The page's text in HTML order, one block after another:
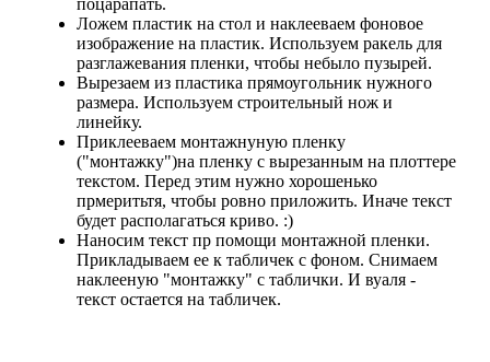
Ложем пластик на стол и наклееваем фоновое
изображение на пластик. Используем ракель для
разглажевания пленки, чтобы небыло пузырей.
Вырезаем из пластика прямоугольник нужного
размера. Используем строительный нож и
линейку.
Приклееваем монтажнуную пленку
("монтажку")на пленку с вырезанным на плоттере
текстом. Перед этим нужно хорошенько
прмеритьтя, чтобы ровно приложить. Иначе текст
будет располагаться криво. :)
Наносим текст пр помощи монтажной пленки.
Прикладываем ее к табличек с фоном. Снимаем
наклееную "монтажку" с таблички. И вуаля -
текст остается на табличек.